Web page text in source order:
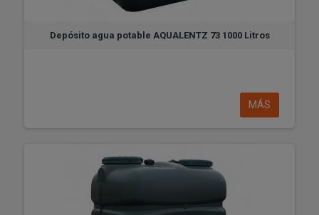
Depósito agua potable AQUALENTZ 73 1000 Litros
MÁS